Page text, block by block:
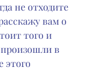
не отходите
вам о
того и
в
этого